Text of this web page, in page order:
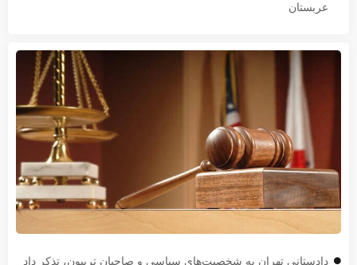
عربستان
دادستانی تهران به شخصیت‌های سیاسی و صاحبان تریبون، تذکر داد